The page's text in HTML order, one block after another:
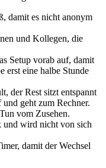
damit es nicht anonym
und Kollegen, die
Setup vorab auf, damit
erst eine halbe Stunde
der Rest sitzt entspannt
geht zum Rechner.
vom Zusehen.
und wird nicht von sich
damit der Wechsel